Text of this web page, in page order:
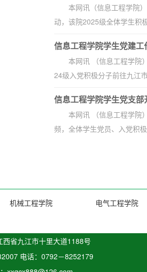
本网讯（信息工程学院
动，该院2025级全体学生积
信息工程学院学生党建
本网讯 （信息工程学院
24级入党积极分子前往九江
信息工程学院学生党支
本网讯 （信息工程学院
频，全体学生党员、入党积
机械工程学院
电气工程学院
西省九江市十里大道1188号
电话：0792－8252179